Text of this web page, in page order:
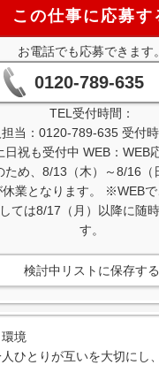
この仕事に応募す
お電話でも応募できます。
0120-789-635
TEL受付時間：
当：0120-789-635 受付
祝も受付中 WEB：WEB
め、8/13（木）～8/16（
休業となります。 ※WEB
ては8/17（月）以降に随
す。
検討中リストに保存する
境
ひとりが互いを大切にし